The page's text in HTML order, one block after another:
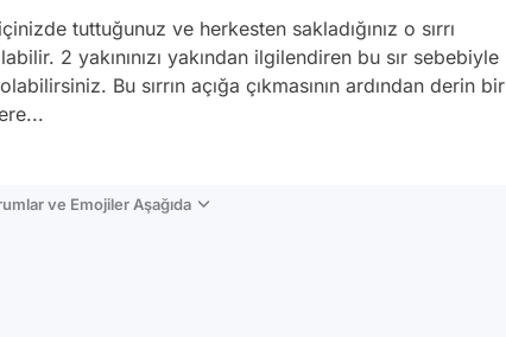
tuttuğunuz ve herkesten sakladığınız o sırrı
2 yakınınızı yakından ilgilendiren bu sır sebebiyle
Bu sırrın açığa çıkmasının ardından derin bir
ve Emojiler Aşağıda